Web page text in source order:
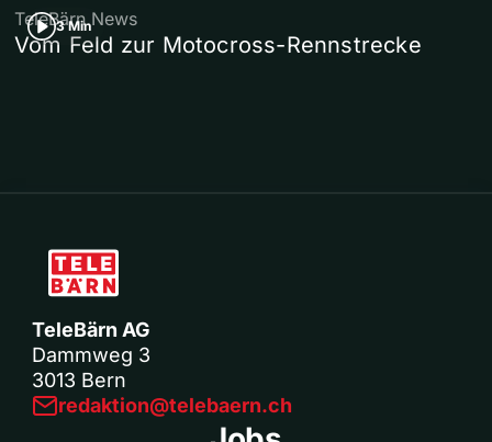
3 Min
TeleBärn News
Vom Feld zur Motocross-Rennstrecke
TeleBärn AG
Dammweg 3
3013 Bern
redaktion@telebaern.ch